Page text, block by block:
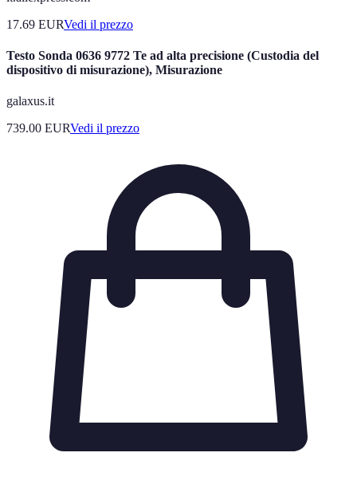
17.69 EURVedi il prezzo
Testo Sonda 0636 9772 Te ad alta precisione (Custodia del
dispositivo di misurazione), Misurazione
galaxus.it
739.00 EURVedi il prezzo